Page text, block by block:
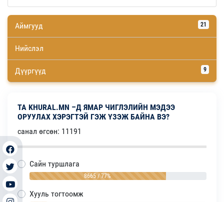
Аймгууд 21
Нийслэл
Дүүргүүд 9
ТА KHURAL.MN –Д ЯМАР ЧИГЛЭЛИЙН МЭДЭЭ
ОРУУЛАХ ХЭРЭГТЭЙ ГЭЖ ҮЗЭЖ БАЙНА ВЭ?
санал өгсөн: 11191
Сайн туршлага
8665 / 77%
Хууль тогтоомж